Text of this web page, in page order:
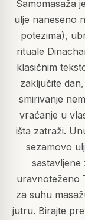
Samomasaža
ulje naneseno
potezima),
rituale
klasičnim
zaključite
smirivanje
vraćanje u
išta zatraži.
sezamovo
sastavljene
uravnoteženo
za suhu
jutru. Birajte